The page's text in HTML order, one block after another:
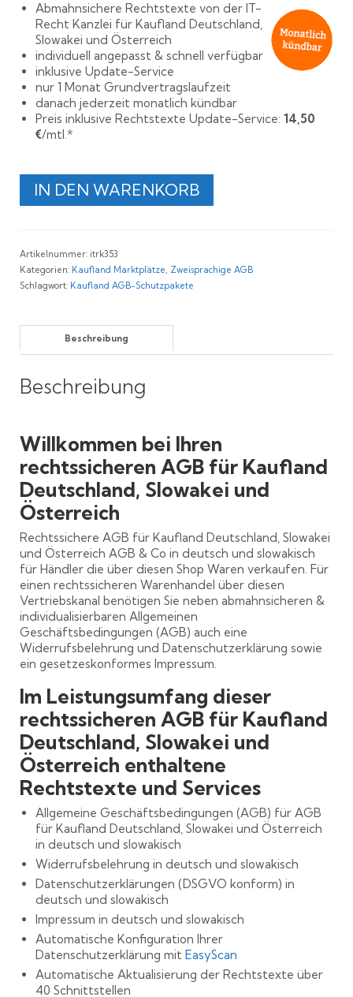
Abmahnsichere Rechtstexte von der IT-
Recht Kanzlei für Kaufland Deutschland,
Slowakei und Österreich
individuell angepasst & schnell verfügbar
inklusive Update-Service
nur 1 Monat Grundvertragslaufzeit
danach jederzeit monatlich kündbar
Preis inklusive Rechtstexte Update-Service: 14,50
€/mtl.*
Rechtssichere
AGB
Slowakei
und
Österreich
IN DEN WARENKORB
Artikelnummer: itrk353
Kategorien: Kaufland Marktplätze, Zweisprachige AGB
Schlagwort: Kaufland AGB-Schutzpakete
Beschreibung
Beschreibung
Willkommen bei Ihren
rechtssicheren AGB für Kaufland
Deutschland, Slowakei und
Österreich
Rechtssichere AGB für Kaufland Deutschland, Slowakei
und Österreich AGB & Co in deutsch und slowakisch
für Händler die über diesen Shop Waren verkaufen. Für
einen rechtssicheren Warenhandel über diesen
Vertriebskanal benötigen Sie neben abmahnsicheren &
individualisierbaren Allgemeinen
Geschäftsbedingungen (AGB) auch eine
Widerrufsbelehrung und Datenschutzerklärung sowie
ein gesetzeskonformes Impressum.
Im Leistungsumfang dieser
rechtssicheren AGB für Kaufland
Deutschland, Slowakei und
Österreich enthaltene
Rechtstexte und Services
Allgemeine Geschäftsbedingungen (AGB) für AGB
für Kaufland Deutschland, Slowakei und Österreich
in deutsch und slowakisch
Widerrufsbelehrung in deutsch und slowakisch
Datenschutzerklärungen (DSGVO konform) in
deutsch und slowakisch
Impressum in deutsch und slowakisch
Automatische Konfiguration Ihrer
Datenschutzerklärung mit EasyScan
Automatische Aktualisierung der Rechtstexte über
40 Schnittstellen